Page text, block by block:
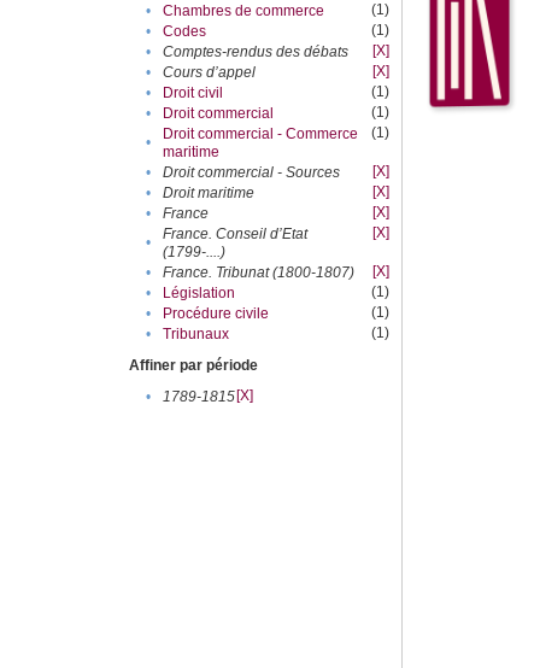
•
Chambres de commerce
(1)
•
Codes
(1)
•
Comptes-rendus des débats
[X]
•
Cours d’appel
[X]
•
Droit civil
(1)
•
Droit commercial
(1)
•
Droit commercial - Commerce
maritime
(1)
• Droit commercial - Sources
[X]
•
Droit maritime
[X]
•
France
[X]
•
France. Conseil d’Etat
(1799-....)
[X]
• France. Tribunat (1800-1807)
[X]
•
Législation
(1)
•
Procédure civile
(1)
•
Tribunaux
(1)
Affiner par période
•
1789-1815[X]